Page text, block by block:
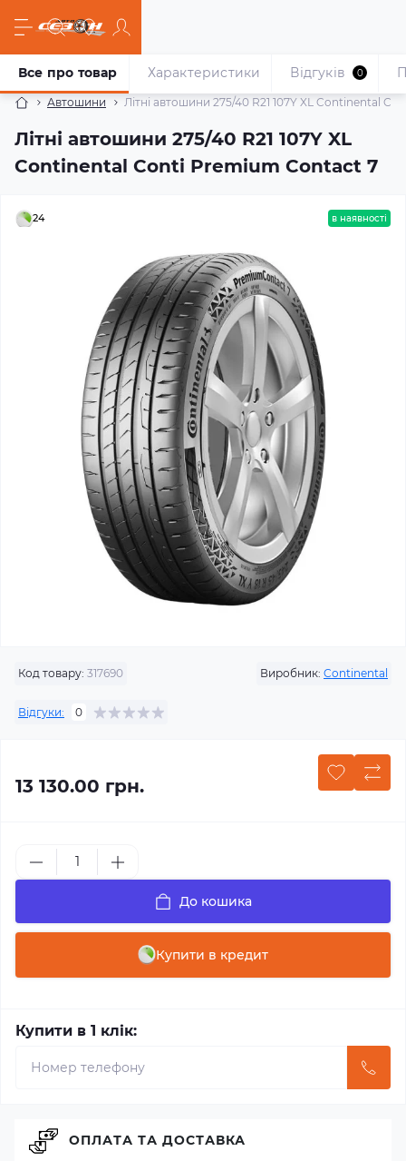
Автошини Літні автошини 275/40 R21 107Y XL Continental
Літні автошини 275/40 R21 107Y XL
Continental Conti Premium Contact 7
Все про товар Характеристики Відгуків 0
24 в наявності
Код товару: 317690 Виробник: Continental
Відгуки: 0
13 130.00 грн.
До кошика
Купити в кредит
Купити в 1 клік:
ОПЛАТА ТА ДОСТАВКА